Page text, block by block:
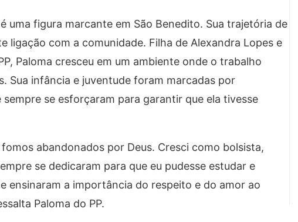
uma figura marcante em São Benedito. Sua trajetória de
ligação com a comunidade. Filha de Alexandra Lopes e
Paloma cresceu em um ambiente onde o trabalho
Sua infância e juventude foram marcadas por
se esforçaram para garantir que ela tivesse
abandonados por Deus. Cresci como bolsista,
se dedicaram para que eu pudesse estudar e
ensinaram a importância do respeito e do amor ao
Paloma do PP.